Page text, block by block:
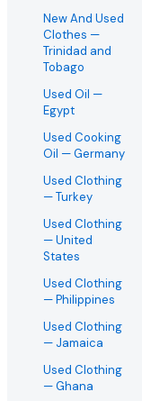
New And Used
Clothes —
Trinidad and
Tobago
Used Oil —
Egypt
Used Cooking
Oil — Germany
Used Clothing
— Turkey
Used Clothing
— United
States
Used Clothing
— Philippines
Used Clothing
— Jamaica
Used Clothing
— Ghana